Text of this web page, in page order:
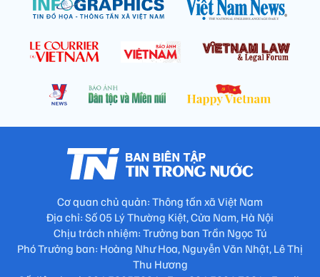
Cơ quan chủ quản: Thông tấn xã Việt Nam
Địa chỉ: Số 05 Lý Thường Kiệt, Cửa Nam, Hà Nội
Chịu trách nhiệm: Trưởng ban Trần Ngọc Tú
Phó Trưởng ban: Hoàng Như Hoa, Nguyễn Văn Nhật, Lê Thị
Thu Hương